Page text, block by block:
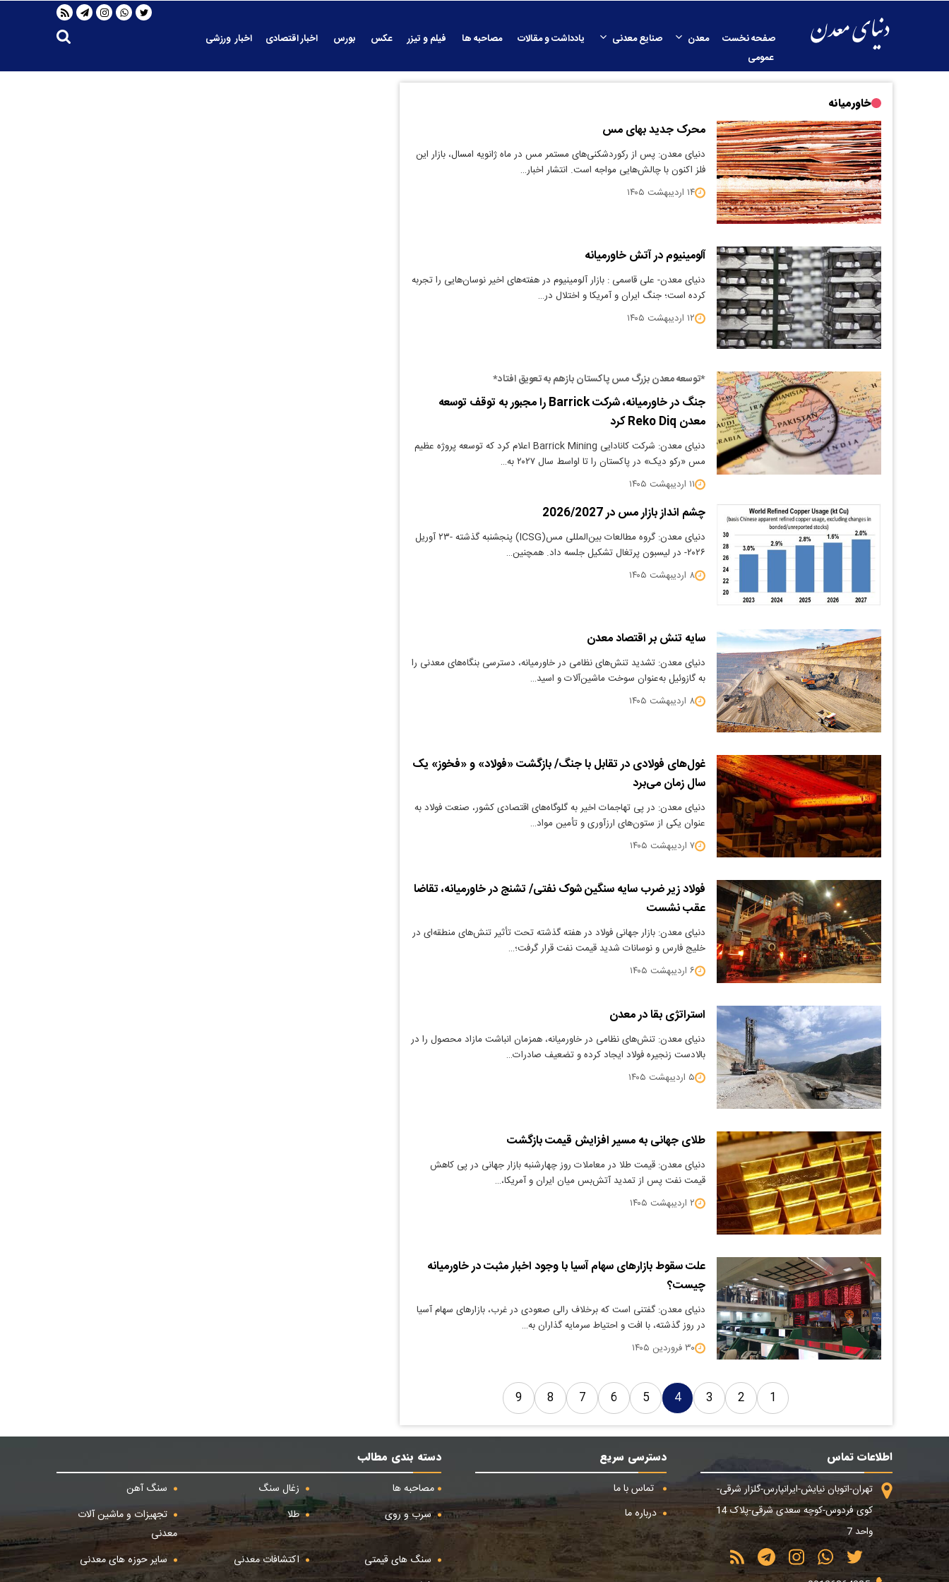
صفحه نخست معدن صنایع معدنی یادداشت و مقالات مصاحبه ها فیلم و تیزر عکس بورس اخبار اقتصادی
اخبار ورزشی
عمومی
خاورمیانه
محرک جدید بهای مس
دنیای معدن: پس از رکوردشکنی‌های مستمر مس در ماه ژانویه امسال، بازار این
فلز اکنون با چالش‌هایی مواجه است. انتشار اخبار…
۱۴ اردیبهشت ۱۴۰۵
آلومینیوم در آتش خاورمیانه
دنیای معدن- علی قاسمی : بازار آلومینیوم در هفته‌های اخیر نوسان‌هایی را تجربه
کرده است؛ جنگ ایران و آمریکا و اختلال در…
۱۲ اردیبهشت ۱۴۰۵
*توسعه معدن بزرگ مس پاکستان بازهم به تعویق افتاد*
جنگ‌ در خاورمیانه، شرکت Barrick را مجبور به توقف توسعه‌
معدن Reko Diq کرد
دنیای معدن: شرکت کانادایی Barrick Mining اعلام کرد که توسعه پروژه عظیم
مس «رکو دیک» در پاکستان را تا اواسط سال ۲۰۲۷ به…
۱۱ اردیبهشت ۱۴۰۵
چشم انداز بازار مس در 2026/2027
دنیای معدن: گروه مطالعات بین‌المللی مس(ICSG) پنجشنبه گذشته -۲۳ آوریل
۲۰۲۶- در لیسبون پرتغال تشکیل جلسه داد. همچنین…
۸ اردیبهشت ۱۴۰۵
سایه تنش بر اقتصاد معدن
دنیای معدن: تشدید تنش‌های نظامی در خاورمیانه، دسترسی بنگاه‌های معدنی را
به گازوئیل به‌عنوان سوخت ماشین‌آلات و اسید…
۸ اردیبهشت ۱۴۰۵
غول‌های فولادی در تقابل با جنگ/ بازگشت «فولاد» و «فخوز» یک
سال زمان می‌برد
دنیای معدن: در پی تهاجمات اخیر به گلوگاه‌های اقتصادی کشور، صنعت فولاد به
عنوان یکی از ستون‌های ارزآوری و تأمین مواد…
۷ اردیبهشت ۱۴۰۵
فولاد زیر ضرب سایه سنگین شوک نفتی/ تشنج در خاورمیانه، تقاضا
عقب نشست
دنیای معدن: بازار جهانی فولاد در هفته گذشته تحت تأثیر تنش‌های منطقه‌ای در
خلیج فارس و نوسانات شدید قیمت نفت قرار گرفت؛…
۶ اردیبهشت ۱۴۰۵
استراتژی بقا در معدن
دنیای معدن: تنش‌های نظامی در خاورمیانه، همزمان انباشت مازاد محصول را در
بالادست زنجیره فولاد ایجاد کرده و تضعیف صادرات…
۵ اردیبهشت ۱۴۰۵
طلای جهانی به مسیر افزایش قیمت بازگشت
​دنیای معدن: قیمت طلا در معاملات روز چهارشنبه بازار جهانی در پی کاهش
قیمت نفت پس از تمدید آتش‌بس میان ایران و آمریکا،…
۲ اردیبهشت ۱۴۰۵
علت سقوط بازارهای سهام آسیا با وجود اخبار مثبت در خاورمیانه
چیست؟
دنیای معدن: گفتنی است که برخلاف رالی صعودی در غرب، بازارهای سهام آسیا
در روز گذشته، با افت و احتیاط سرمایه گذاران به…
۳۰ فروردین ۱۴۰۵
1
2
3
4
5
6
7
8
9
اطلاعات تماس
تهران-اتوبان نیایش-ایرانپارس-گلزار شرقی-
کوی فردوس-کوچه سعدی شرقی-پلاک 14
واحد 7
دسترسی سریع
تماس با ما
درباره ما
دسته بندی مطالب
مصاحبه ها
زغال سنگ
سنگ آهن
سرب و روی
طلا
تجهیزات و ماشین آلات
معدنی
سنگ های قیمتی
اکتشافات معدنی
سایر حوزه های معدنی